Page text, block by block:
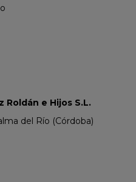
Roldán e Hijos S.L.
del Río (Córdoba)